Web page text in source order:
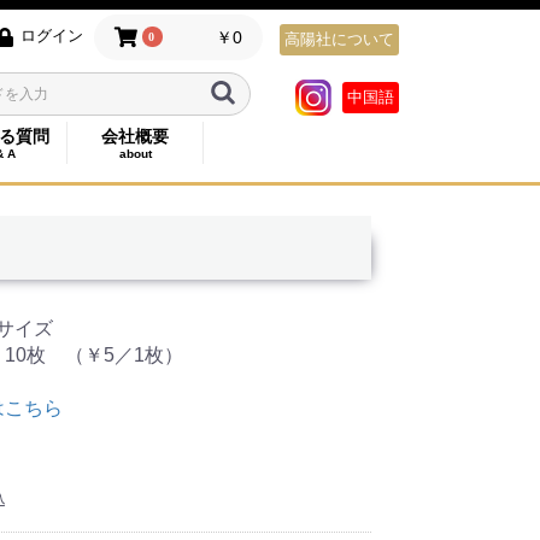
ログイン 0 ￥0 高陽社について
中国語
質問
A
会社概要
about
イズ
10枚 （￥5／1枚）
ちら